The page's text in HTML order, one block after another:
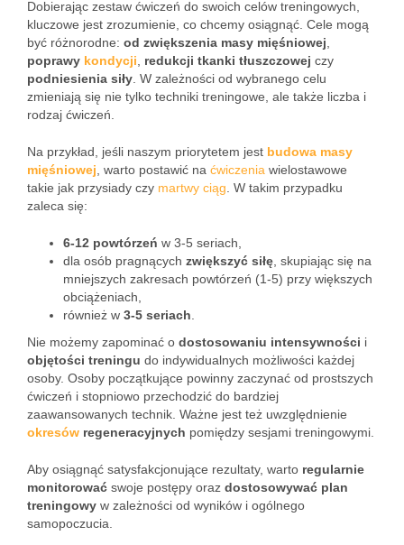
Dobierając zestaw ćwiczeń do swoich celów treningowych,
kluczowe jest zrozumienie, co chcemy osiągnąć. Cele mogą
być różnorodne: od zwiększenia masy mięśniowej
poprawy kondycji redukcji tkanki tłuszczowej czy
podniesienia siły . W zależności od wybranego celu
zmieniają się nie tylko techniki treningowe, ale także liczba i
rodzaj ćwiczeń.
Na przykład, jeśli naszym priorytetem jest budowa masy
mięśniowej , warto postawić na ćwiczenia wielostawowe
takie jak przysiady czy martwy ciąg . W takim przypadku
zaleca się:
6-12 powtórzeń w 3-5 seriach,
dla osób pragnących zwiększyć siłę , skupiając się na
mniejszych zakresach powtórzeń (1-5) przy większych
obciążeniach,
również w 3-5 seriach
Nie możemy zapominać o dostosowaniu intensywności i
objętości treningu do indywidualnych możliwości każdej
osoby. Osoby początkujące powinny zaczynać od prostszych
ćwiczeń i stopniowo przechodzić do bardziej
zaawansowanych technik. Ważne jest też uwzględnienie
okresów regeneracyjnych pomiędzy sesjami treningowymi.
Aby osiągnąć satysfakcjonujące rezultaty, warto regularnie
monitorować swoje postępy oraz dostosowywać plan
treningowy w zależności od wyników i ogólnego
samopoczucia.